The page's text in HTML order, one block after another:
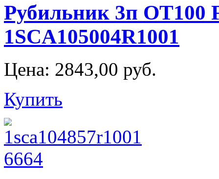
Рубильник 3п OT100
1SCA105004R1001
Цена: 2843,00 руб.
Купить